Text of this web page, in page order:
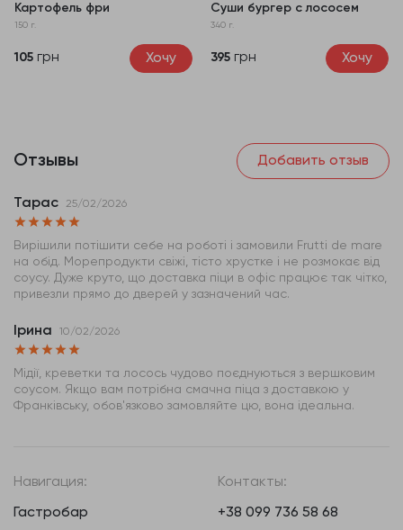
Картофель фри
150 г.
105 грн Хочу
Суши бургер с лососем
340 г.
395 грн Хочу
Отзывы Добавить отзыв
Тарас 25/02/2026
Вирішили потішити себе на роботі і замовили Frutti de mare
на обід. Морепродукти свіжі, тісто хрустке і не розмокає від
соусу. Дуже круто, що доставка піци в офіс працює так чітко,
привезли прямо до дверей у зазначений час.
Ірина 10/02/2026
Мідії, креветки та лосось чудово поєднуються з вершковим
соусом. Якщо вам потрібна смачна піца з доставкою у
Франківську, обов'язково замовляйте цю, вона ідеальна.
Навигация:
Гастробар
Контакты:
+38 099 736 58 68